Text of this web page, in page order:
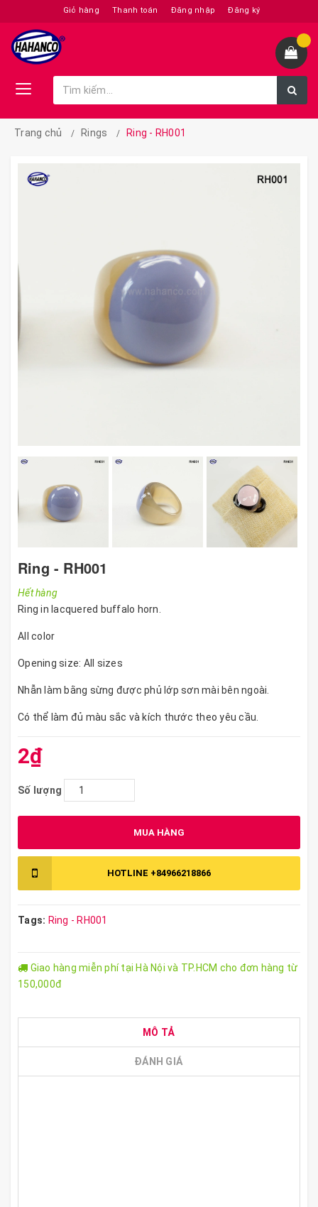
Giỏ hàng Thanh toán Đăng nhập Đăng ký
Trang chủ Rings Ring - RH001
Ring - RH001
Hết hàng
Ring in lacquered buffalo horn.
All color
Opening size: All sizes
Nhẫn làm bằng sừng được phủ lớp sơn mài bên ngoài.
Có thể làm đủ màu sắc và kích thước theo yêu cầu.
2₫
Số lượng
MUA HÀNG
HOTLINE +84966218866
Tags: Ring - RH001
Giao hàng miễn phí tại Hà Nội và TP.HCM cho đơn hàng từ
150,000đ
MÔ TẢ
ĐÁNH GIÁ